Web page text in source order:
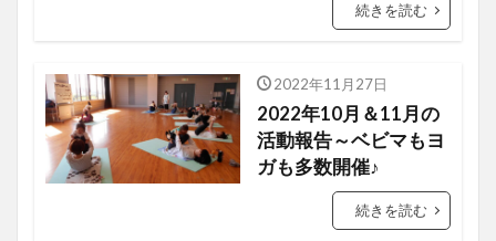
続きを読む
タイルクラフト 2022年11月27日
2022年10月＆11月の
活動報告～ベビマもヨ
ガも多数開催♪
続きを読む